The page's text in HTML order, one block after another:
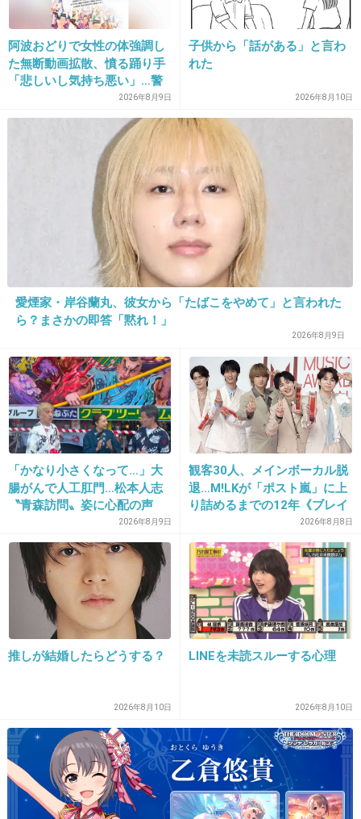
クボヅカはイケメンなんだけど、俳優やってる
弟やこの息子は似てるのに何かちょっと？
バランスって難しいね
16. 匿名 2020/02/11(火) 08:38:29
+656 -16
17. 匿名2020/02/11(火) 08:39:08
二世だとモデルって簡単になれるんやな。
+195 -6
18. 匿名 2020/02/11(火) 08:39:15
超小顔の窪塚洋介よりさらに小顔だよね
頭身すごそう
+649 -8
19. 匿名2020/02/11(火) 08:39:49
阿波おどりで女性の体強調し
た無断動画拡散、憤る踊り手
「悲しいし気持ち悪い」…警
2026年8月9日
子供から「話がある」と言わ
れた
2026年8月10日
愛煙家・岸谷蘭丸、彼女から「たばこをやめて」と言われた
ら？まさかの即答「黙れ！」
2026年8月9日
「かなり小さくなって…」大
腸がんで人工肛門…松本人志
〝青森訪問〟姿に心配の声
続々「脂肪のない感じが痛ま
しい」「無理せずに」
2026年8月9日
観客30人、メインボーカル脱
退…M!LKが「ポスト嵐」に上
り詰めるまでの12年《ブレイ
2026年8月8日
推しが結婚したらどうする？
2026年8月10日
LINEを未読スルーする心理
2026年8月10日